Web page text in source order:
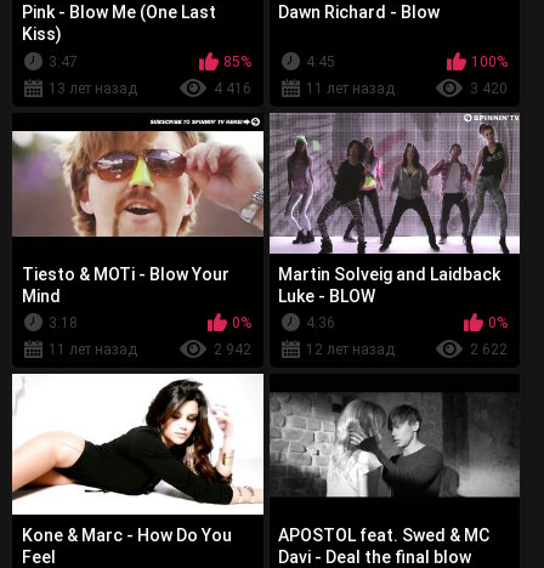
Pink - Blow Me (One Last
Kiss)
3:47
85%
13 лет назад
4 416
Dawn Richard - Blow
4:45
100%
11 лет назад
3 420
Tiesto & MOTi - Blow Your
Mind
3:18
0%
11 лет назад
2 942
Martin Solveig and Laidback
Luke - BLOW
4:36
0%
12 лет назад
2 622
Kone & Marc - How Do You
Feel
APOSTOL feat. Swed & MC
Davi - Deal the final blow